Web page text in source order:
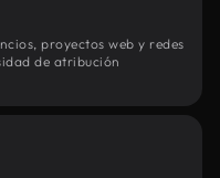
proyectos web y redes
de atribución